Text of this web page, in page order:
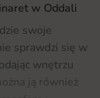
w Oddali
swoje
sprawdzi się w
wnętrzu
ją również